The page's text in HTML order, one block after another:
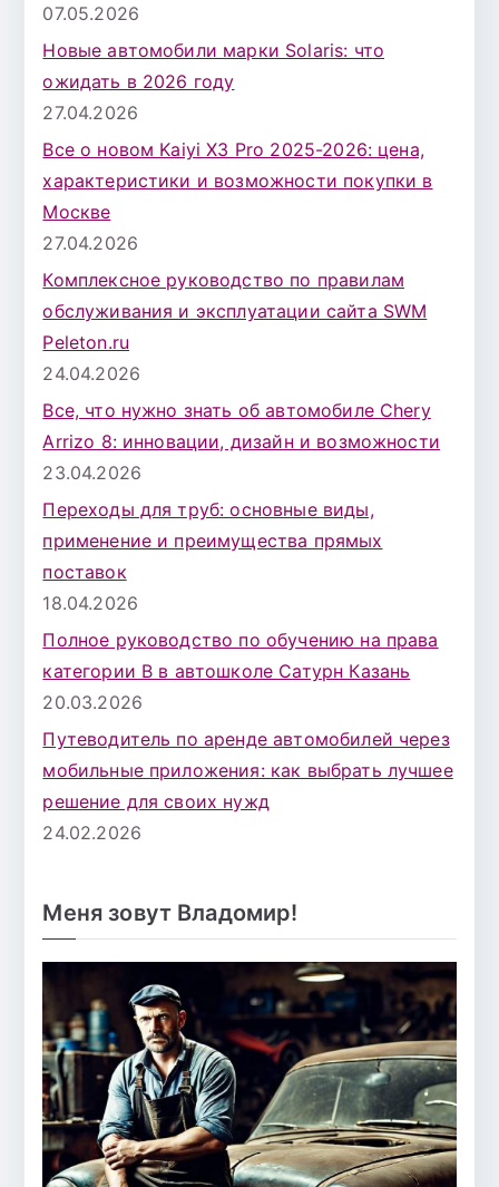
07.05.2026
Новые автомобили марки Solaris: что
ожидать в 2026 году
27.04.2026
Все о новом Kaiyi X3 Pro 2025-2026: цена,
характеристики и возможности покупки в
Москве
27.04.2026
Комплексное руководство по правилам
обслуживания и эксплуатации сайта SWM
Peleton.ru
24.04.2026
Все, что нужно знать об автомобиле Chery
Arrizo 8: инновации, дизайн и возможности
23.04.2026
Переходы для труб: основные виды,
применение и преимущества прямых
поставок
18.04.2026
Полное руководство по обучению на права
категории B в автошколе Сатурн Казань
20.03.2026
Путеводитель по аренде автомобилей через
мобильные приложения: как выбрать лучшее
решение для своих нужд
24.02.2026
Меня зовут Владомир!